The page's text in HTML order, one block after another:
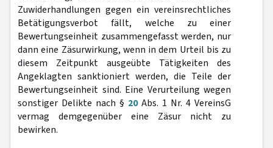
Zuwiderhandlungen gegen ein vereinsrechtliches
Betätigungsverbot fällt, welche zu einer
Bewertungseinheit zusammengefasst werden, nur
dann eine Zäsurwirkung, wenn in dem Urteil bis zu
diesem Zeitpunkt ausgeübte Tätigkeiten des
Angeklagten sanktioniert werden, die Teile der
Bewertungseinheit sind. Eine Verurteilung wegen
sonstiger Delikte nach § 20Abs. 1 Nr. 4 VereinsG
vermag demgegenüber eine Zäsur nicht zu
bewirken.